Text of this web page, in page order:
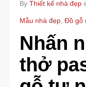
By Thiết kế nhà đẹp
Mẫu nhà đẹp Đồ gỗ
Nhấn
thở